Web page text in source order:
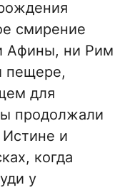
смирение
Афины, ни Рим
пещере,
для
продолжали
Истине и
когда
у